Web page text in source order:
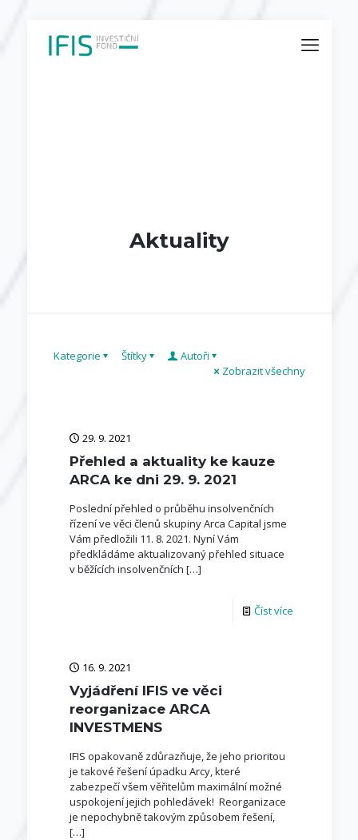
Aktuality
Kategorie Štítky
Autoři
Zobrazit všechny
29. 9. 2021
Přehled a aktuality ke kauze
ARCA ke dni 29. 9. 2021
Poslední přehled o průběhu insolvenčních
řízení ve věci členů skupiny Arca Capital jsme
Vám předložili 11. 8. 2021. Nyní Vám
předkládáme aktualizovaný přehled situace
v běžících insolvenčních […]
Číst více
16. 9. 2021
Vyjádření IFIS ve věci
reorganizace ARCA
INVESTMENS
IFIS opakovaně zdůrazňuje, že jeho prioritou
je takové řešení úpadku Arcy, které
zabezpečí všem věřitelům maximální možné
uspokojení jejich pohledávek! Reorganizace
je nepochybně takovým způsobem řešení,
[…]